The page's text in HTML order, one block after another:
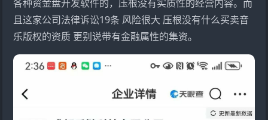
各种资金盘开发软件的，压根没有实质性的经营内容。而
且这家公司法律诉讼19条 风险很大 压根没有什么买卖音
乐版权的资质 更别说带有金融属性的集资。